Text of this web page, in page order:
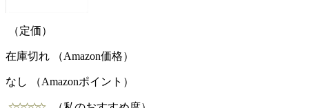
（定価）
在庫切れ （Amazon価格）
なし （Amazonポイント）